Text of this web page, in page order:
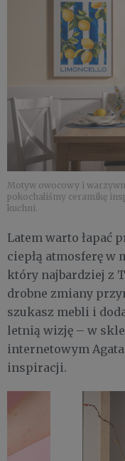
Motyw owocowy i
pokochaliśmy ceramikę
kuchni.
Latem warto łapać
ciepłą atmosferę w
który najbardziej z
drobne zmiany
szukasz mebli i
letnią wizję – w
internetowym
inspiracji.